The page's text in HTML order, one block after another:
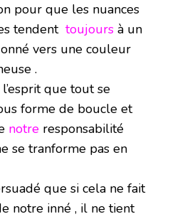
pour que les nuances
tendent toujours à un
vers une couleur
.
que tout se
forme de boucle et
notre responsabilité
se tranforme pas en
que si cela ne fait
notre inné , il ne tient